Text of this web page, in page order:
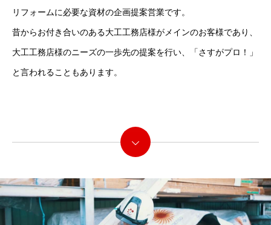
リフォームに必要な資材の企画提案営業です。
昔からお付き合いのある大工工務店様がメインのお客様であり、
大工工務店様のニーズの一歩先の提案を行い、「さすがプロ！」
と言われることもあります。
続きを読む